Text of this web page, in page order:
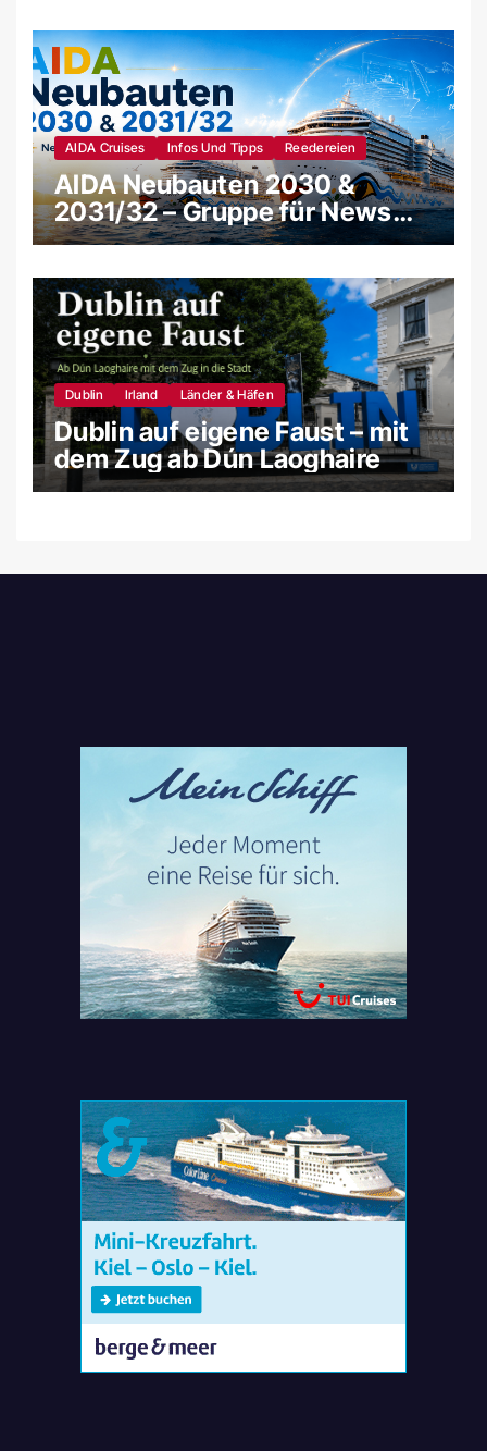
AIDA Cruises Infos Und Tipps Reedereien
AIDA Neubauten 2030 &
2031/32 – Gruppe für News
und Gerüchte
Dublin Irland Länder & Häfen
Dublin auf eigene Faust – mit
dem Zug ab Dún Laoghaire